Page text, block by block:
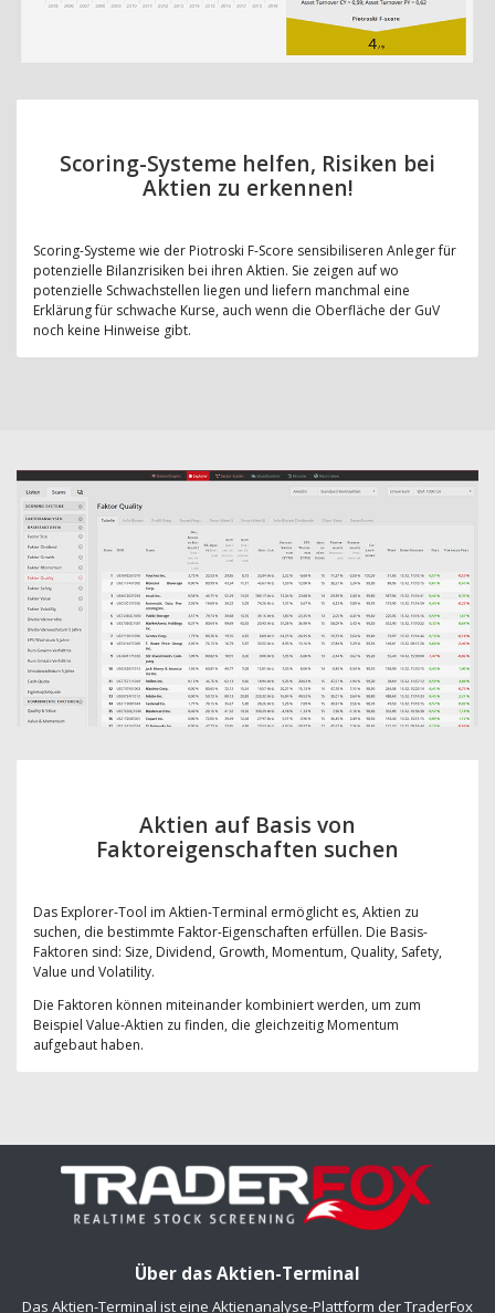
Scoring-Systeme helfen, Risiken bei
Aktien zu erkennen!
Scoring-Systeme wie der Piotroski F-Score sensibiliseren Anleger für
potenzielle Bilanzrisiken bei ihren Aktien. Sie zeigen auf wo
potenzielle Schwachstellen liegen und liefern manchmal eine
Erklärung für schwache Kurse, auch wenn die Oberfläche der GuV
noch keine Hinweise gibt.
Aktien auf Basis von
Faktoreigenschaften suchen
Das Explorer-Tool im Aktien-Terminal ermöglicht es, Aktien zu
suchen, die bestimmte Faktor-Eigenschaften erfüllen. Die Basis-
Faktoren sind: Size, Dividend, Growth, Momentum, Quality, Safety,
Value und Volatility.
Die Faktoren können miteinander kombiniert werden, um zum
Beispiel Value-Aktien zu finden, die gleichzeitig Momentum
aufgebaut haben.
Über das Aktien-Terminal
Das Aktien-Terminal ist eine Aktienanalyse-Plattform der TraderFox